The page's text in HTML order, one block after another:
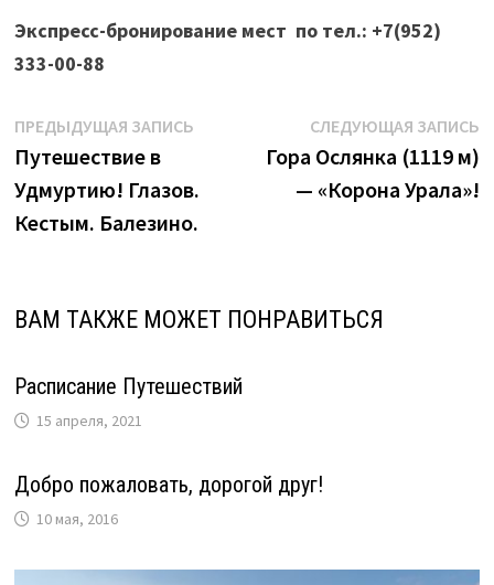
Экспресс-бронирование мест по тел.: +7(952)
333-00-88
Навигация
по
записям
ПРЕДЫДУЩАЯ ЗАПИСЬПредыдущая
Путешествие в
Удмуртию! Глазов.
Кестым. Балезино.
СЛЕДУЮЩАЯ ЗАПИСЬ
Гора Ослянка (1119 м)
— «Корона Урала»!
ВАМ ТАКЖЕ МОЖЕТ ПОНРАВИТЬСЯ
Расписание Путешествий
15 апреля, 2021
Добро пожаловать, дорогой друг!
10 мая, 2016